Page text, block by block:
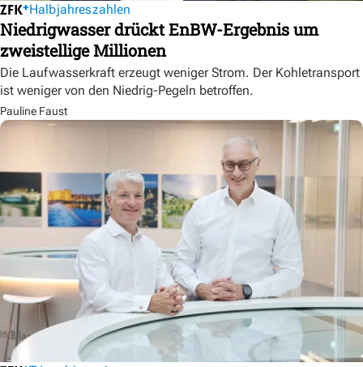
Halbjahreszahlen
Niedrigwasser drückt EnBW-Ergebnis um
zweistellige Millionen
Die Laufwasserkraft erzeugt weniger Strom. Der Kohletransport
ist weniger von den Niedrig-Pegeln betroffen.
Pauline Faust